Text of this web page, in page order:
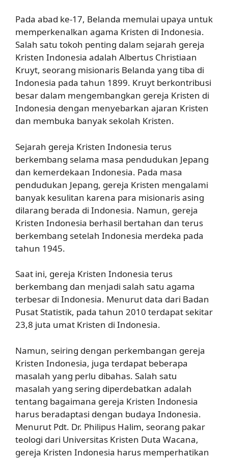
Pada abad ke-17, Belanda memulai upaya untuk
memperkenalkan agama Kristen di Indonesia.
Salah satu tokoh penting dalam sejarah gereja
Kristen Indonesia adalah Albertus Christiaan
Kruyt, seorang misionaris Belanda yang tiba di
Indonesia pada tahun 1899. Kruyt berkontribusi
besar dalam mengembangkan gereja Kristen di
Indonesia dengan menyebarkan ajaran Kristen
dan membuka banyak sekolah Kristen.
Sejarah gereja Kristen Indonesia terus
berkembang selama masa pendudukan Jepang
dan kemerdekaan Indonesia. Pada masa
pendudukan Jepang, gereja Kristen mengalami
banyak kesulitan karena para misionaris asing
dilarang berada di Indonesia. Namun, gereja
Kristen Indonesia berhasil bertahan dan terus
berkembang setelah Indonesia merdeka pada
tahun 1945.
Saat ini, gereja Kristen Indonesia terus
berkembang dan menjadi salah satu agama
terbesar di Indonesia. Menurut data dari Badan
Pusat Statistik, pada tahun 2010 terdapat sekitar
23,8 juta umat Kristen di Indonesia.
Namun, seiring dengan perkembangan gereja
Kristen Indonesia, juga terdapat beberapa
masalah yang perlu dibahas. Salah satu
masalah yang sering diperdebatkan adalah
tentang bagaimana gereja Kristen Indonesia
harus beradaptasi dengan budaya Indonesia.
Menurut Pdt. Dr. Philipus Halim, seorang pakar
teologi dari Universitas Kristen Duta Wacana,
gereja Kristen Indonesia harus memperhatikan